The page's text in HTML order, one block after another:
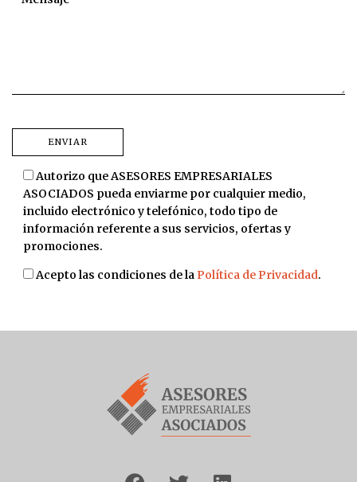
Autorizo que ASESORES EMPRESARIALES
ASOCIADOS pueda enviarme por cualquier medio,
incluido electrónico y telefónico, todo tipo de
información referente a sus servicios, ofertas y
promociones.
Acepto las condiciones de la Política de Privacidad.